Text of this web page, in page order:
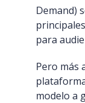
Demand)
para
Pero más
modelo a